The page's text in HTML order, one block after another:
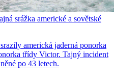
srážka americké a sovětské
americká jaderná ponorka
třídy Victor. Tajný incident
po 43 letech.